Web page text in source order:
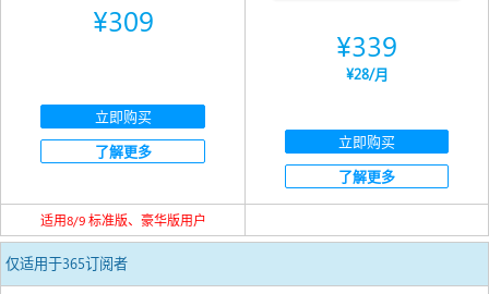
¥309
立即购买
了解更多
¥339
¥28/月
立即购买
了解更多
适用8/9 标准版、豪华版用户
仅适用于365订阅者